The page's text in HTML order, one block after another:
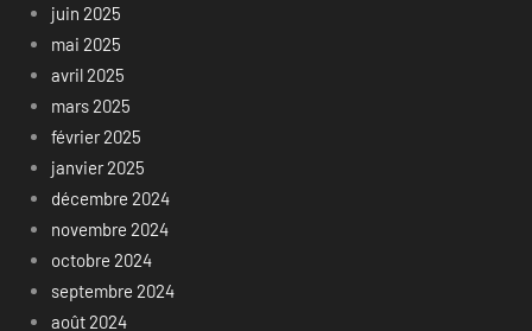
juin 2025
mai 2025
avril 2025
mars 2025
février 2025
janvier 2025
décembre 2024
novembre 2024
octobre 2024
septembre 2024
août 2024